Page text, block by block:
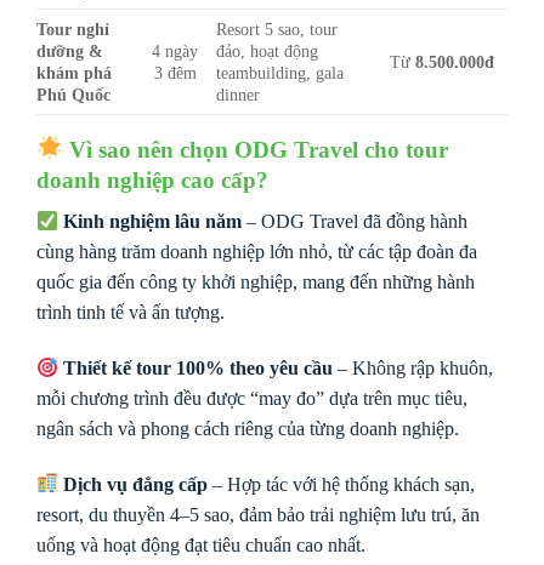
Tour nghỉ
dưỡng &
khám phá
Phú Quốc
4 ngày
3 đêm
Resort 5 sao, tour
đảo, hoạt động
teambuilding, gala
dinner
Từ8.500.000đ
Vì sao nên chọn ODG Travel cho tour
doanh nghiệp cao cấp?
Kinh nghiệm lâu năm – ODG Travel đã đồng hành
cùng hàng trăm doanh nghiệp lớn nhỏ, từ các tập đoàn đa
quốc gia đến công ty khởi nghiệp, mang đến những hành
trình tinh tế và ấn tượng.
Thiết kế tour 100% theo yêu cầu – Không rập khuôn,
mỗi chương trình đều được “may đo” dựa trên mục tiêu,
ngân sách và phong cách riêng của từng doanh nghiệp.
Dịch vụ đẳng cấp – Hợp tác với hệ thống khách sạn,
resort, du thuyền 4–5 sao, đảm bảo trải nghiệm lưu trú, ăn
uống và hoạt động đạt tiêu chuẩn cao nhất.